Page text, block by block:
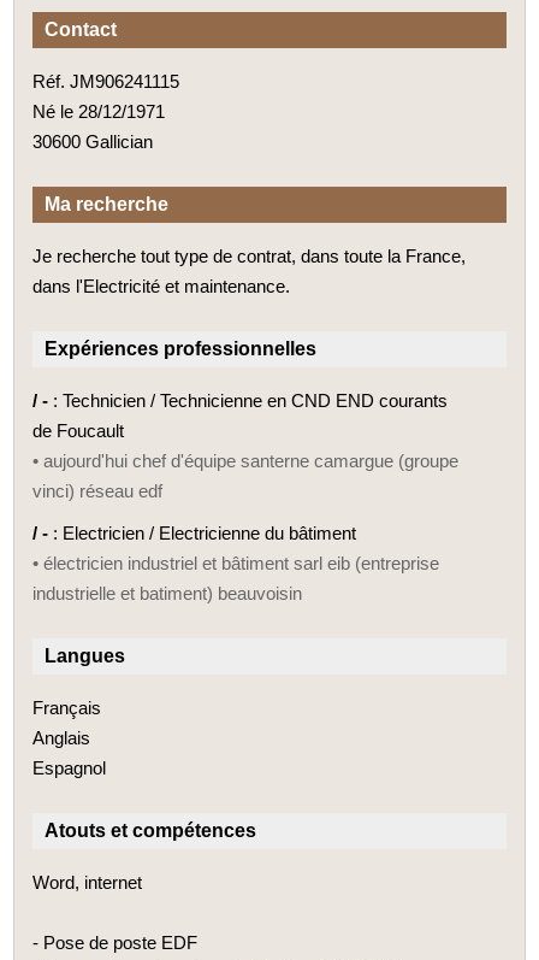
Contact
Réf. JM906241115
Né le 28/12/1971
30600 Gallician
Ma recherche
Je recherche tout type de contrat, dans toute la France,
dans l'Electricité et maintenance.
Expériences professionnelles
/ - : Technicien / Technicienne en CND END courants
de Foucault
• aujourd'hui chef d'équipe santerne camargue (groupe
vinci) réseau edf
/ - : Electricien / Electricienne du bâtiment
• électricien industriel et bâtiment sarl eib (entreprise
industrielle et batiment) beauvoisin
Langues
Français
Anglais
Espagnol
Atouts et compétences
Word, internet
- Pose de poste EDF